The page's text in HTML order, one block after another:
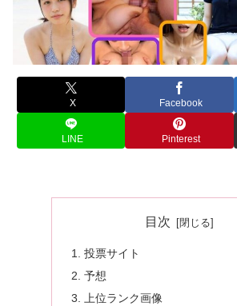
X Facebook
LINE Pinterest
目次
投票サイト
予想
上位ランク画像